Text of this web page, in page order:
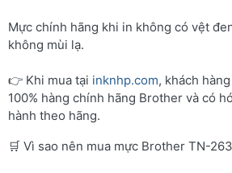
Mực chính hãng khi in không có vệt
không mùi lạ.
👉 Khi mua tại inknhp.com, khách
100% hàng chính hãng Brother và có
hành theo hãng.
🛒 Vì sao nên mua mực Brother TN-